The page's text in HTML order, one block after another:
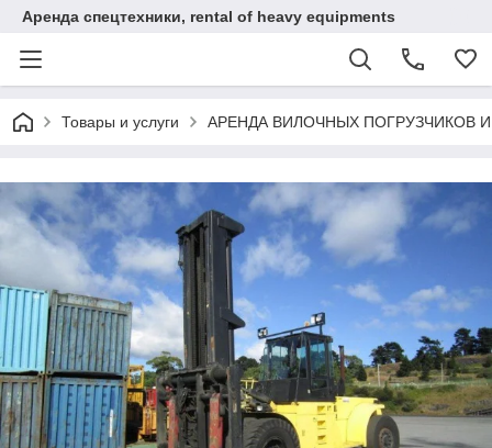
Аренда спецтехники, rental of heavy equipments
Товары и услуги АРЕНДА ВИЛОЧНЫХ ПОГРУЗЧИКОВ